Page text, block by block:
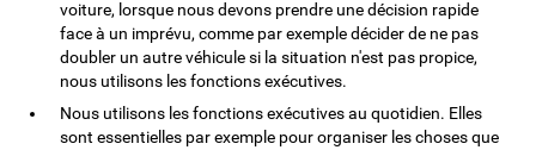
voiture, lorsque nous devons prendre une décision rapide
face à un imprévu, comme par exemple décider de ne pas
doubler un autre véhicule si la situation n'est pas propice,
nous utilisons les fonctions exécutives.
Nous utilisons les fonctions exécutives au quotidien. Elles
sont essentielles par exemple pour organiser les choses que